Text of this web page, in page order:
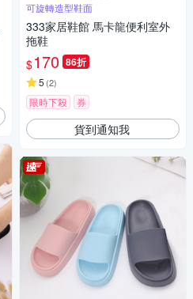
可旋轉造型鞋面
333家居鞋館 馬卡龍便利室外
拖鞋
$170 86折
5 (2)
限時下殺 券
貨到通知我